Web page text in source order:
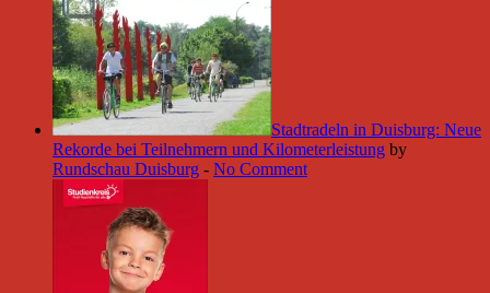
Stadtradeln in Duisburg: Neue
Rekorde bei Teilnehmern und Kilometerleistung by
Rundschau Duisburg - No Comment